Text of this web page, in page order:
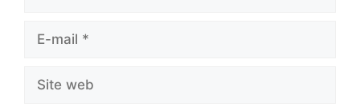
Site
web